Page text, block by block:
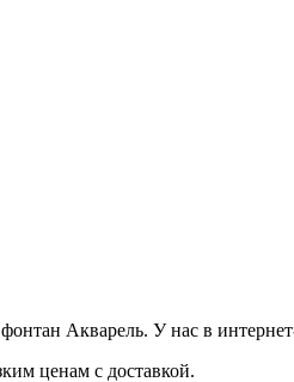
Акварель. У нас в
ценам с доставкой.